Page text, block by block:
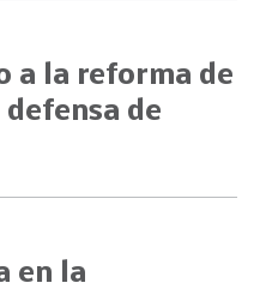
a la reforma de
de
en la